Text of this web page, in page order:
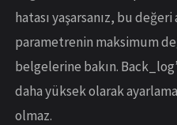
hatası yaşarsanız, bu
parametrenin maksimum
belgelerine bakın.
daha yüksek olarak
olmaz.